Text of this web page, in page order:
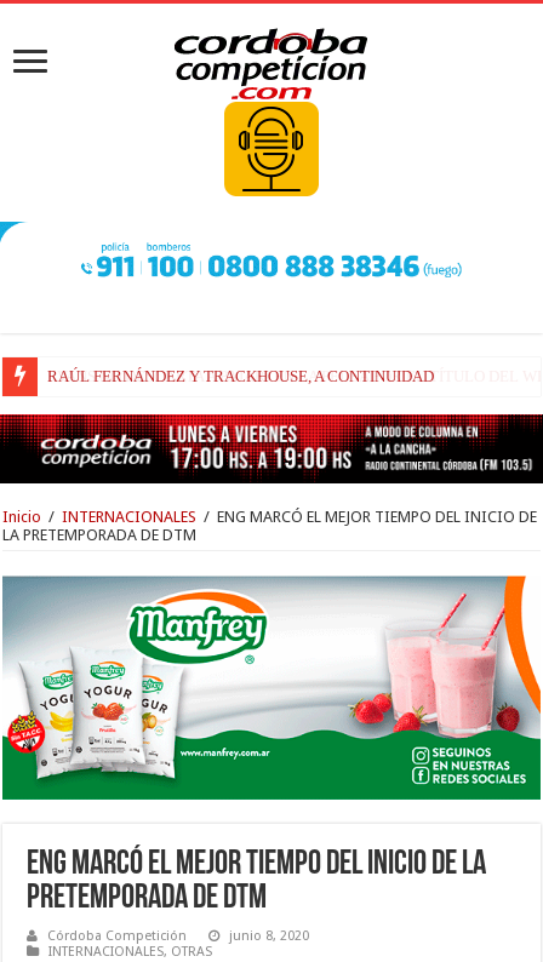
RAÚL FERNÁNDEZ Y TRACKHOUSE, A CONTINUIDAD
Inicio / INTERNACIONALES / ENG MARCÓ EL MEJOR TIEMPO DEL INICIO DE
LA PRETEMPORADA DE DTM
ENG MARCÓ EL MEJOR TIEMPO DEL INICIO DE LA
PRETEMPORADA DE DTM
Córdoba Competición
junio 8, 2020
INTERNACIONALES, OTRAS